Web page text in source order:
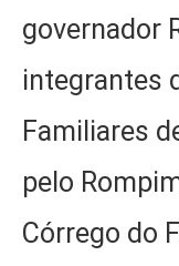
governador
integrantes
Familiares
pelo
Córrego do